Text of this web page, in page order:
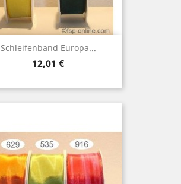
Schleifenband Europa...
Preis
12,01 €